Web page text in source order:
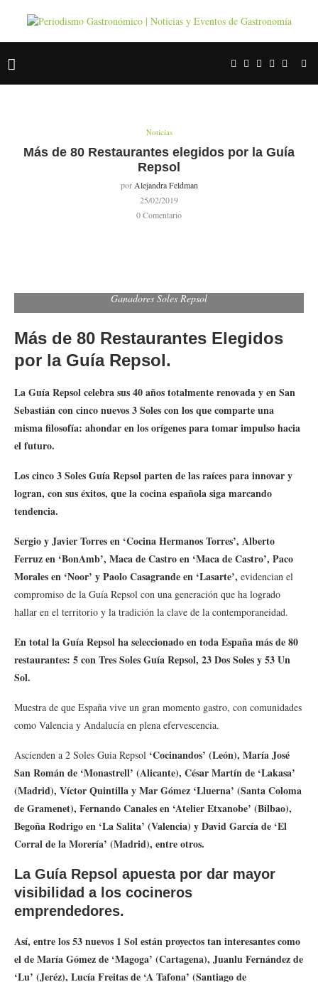
Noticias
Más de 80 Restaurantes elegidos por la Guía
Repsol
por Alejandra Feldman
25/02/2019
0 Comentario
Ganadores Soles Repsol
Más de 80 Restaurantes Elegidos
por la Guía Repsol.
La Guía Repsol celebra sus 40 años totalmente renovada y en San
Sebastián con cinco nuevos 3 Soles con los que comparte una
misma filosofía: ahondar en los orígenes para tomar impulso hacia
el futuro.
Los cinco 3 Soles Guía Repsol parten de las raíces para innovar y
logran, con sus éxitos, que la cocina española siga marcando
tendencia.
Sergio y Javier Torres en ‘Cocina Hermanos Torres’, Alberto
Ferruz en ‘BonAmb’, Maca de Castro en ‘Maca de Castro’, Paco
Morales en ‘Noor’ y Paolo Casagrande en ‘Lasarte’, evidencian el
compromiso de la Guía Repsol con una generación que ha logrado
hallar en el territorio y la tradición la clave de la contemporaneidad.
En total la Guía Repsol ha seleccionado en toda España más de 80
restaurantes: 5 con Tres Soles Guía Repsol, 23 Dos Soles y 53 Un
Sol.
Muestra de que España vive un gran momento gastro, con comunidades
como Valencia y Andalucía en plena efervescencia.
Ascienden a 2 Soles Guia Repsol ‘Cocinandos’ (León), María José
San Román de ‘Monastrell’ (Alicante), César Martín de ‘Lakasa’
(Madrid), Víctor Quintilla y Mar Gómez ‘Lluerna’ (Santa Coloma
de Gramenet), Fernando Canales en ‘Atelier Etxanobe’ (Bilbao),
Begoña Rodrigo en ‘La Salita’ (Valencia) y David García de ‘El
Corral de la Morería’ (Madrid), entre otros.
La Guía Repsol apuesta por dar mayor
visibilidad a los cocineros
emprendedores.
Así, entre los 53 nuevos 1 Sol están proyectos tan interesantes como
el de María Gómez de ‘Magoga’ (Cartagena), Juanlu Fernández de
‘Lu’ (Jeréz), Lucía Freitas de ‘A Tafona’ (Santiago de